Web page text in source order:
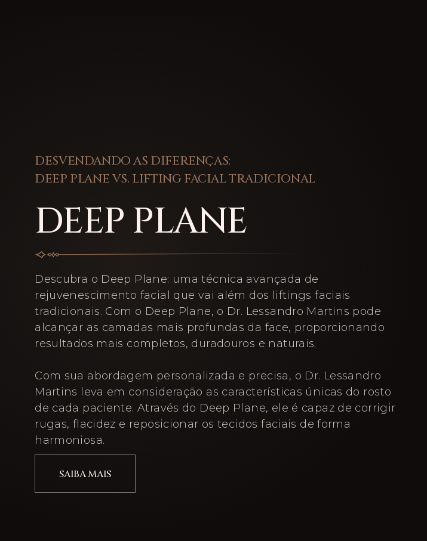
DESVENDANDO AS DIFERENÇAS:
DEEP PLANE VS. LIFTING FACIAL TRADICIONAL
DEEP PLANE
Descubra o Deep Plane: uma técnica avançada de
rejuvenescimento facial que vai além dos liftings faciais
tradicionais. Com o Deep Plane, o Dr. Lessandro Martins pode
alcançar as camadas mais profundas da face, proporcionando
resultados mais completos, duradouros e naturais.
Com sua abordagem personalizada e precisa, o Dr. Lessandro
Martins leva em consideração as características únicas do rosto
de cada paciente. Através do Deep Plane, ele é capaz de corrigir
rugas, flacidez e reposicionar os tecidos faciais de forma
harmoniosa.
SAIBA MAIS